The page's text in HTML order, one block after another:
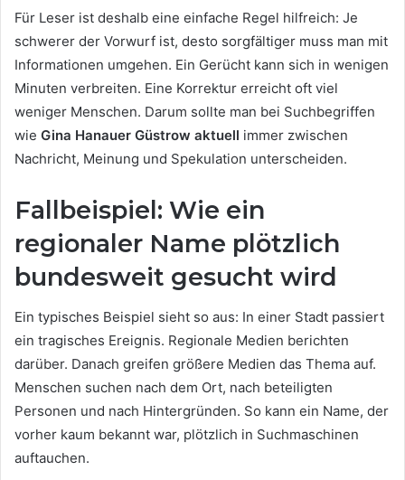
Für Leser ist deshalb eine einfache Regel hilfreich: Je
schwerer der Vorwurf ist, desto sorgfältiger muss man mit
Informationen umgehen. Ein Gerücht kann sich in wenigen
Minuten verbreiten. Eine Korrektur erreicht oft viel
weniger Menschen. Darum sollte man bei Suchbegriffen
wie Gina Hanauer Güstrow aktuell immer zwischen
Nachricht, Meinung und Spekulation unterscheiden.
Fallbeispiel: Wie ein
regionaler Name plötzlich
bundesweit gesucht wird
Ein typisches Beispiel sieht so aus: In einer Stadt passiert
ein tragisches Ereignis. Regionale Medien berichten
darüber. Danach greifen größere Medien das Thema auf.
Menschen suchen nach dem Ort, nach beteiligten
Personen und nach Hintergründen. So kann ein Name, der
vorher kaum bekannt war, plötzlich in Suchmaschinen
auftauchen.